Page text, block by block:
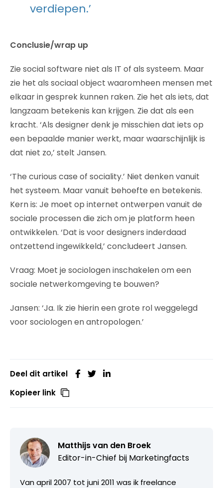
verdiepen.’
Conclusie/wrap up
Zie social software niet als IT of als systeem. Maar
zie het als sociaal object waaromheen mensen met
elkaar in gesprek kunnen raken. Zie het als iets, dat
langzaam betekenis kan krijgen. Zie dat als een
kracht. ‘Als designer denk je misschien dat iets op
een bepaalde manier werkt, maar waarschijnlijk is
dat niet zo,’ stelt Jansen.
‘The curious case of sociality.’ Niet denken vanuit
het systeem. Maar vanuit behoefte en betekenis.
Kern is: Je moet op internet ontwerpen vanuit de
sociale processen die zich om je platform heen
ontwikkelen. ‘Dat is voor designers inderdaad
ontzettend ingewikkeld,’ concludeert Jansen.
Vraag: Moet je sociologen inschakelen om een
sociale netwerkomgeving te bouwen?
Jansen: ‘Ja. Ik zie hierin een grote rol weggelegd
voor sociologen en antropologen.’
Deel dit artikel
Kopieer link
Matthijs van den Broek
Editor-in-Chief bij Marketingfacts
Van april 2007 tot juni 2011 was ik freelance